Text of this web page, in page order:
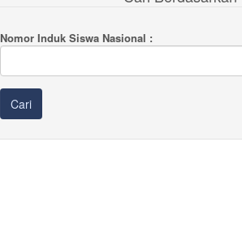
Nomor Induk Siswa Nasional :